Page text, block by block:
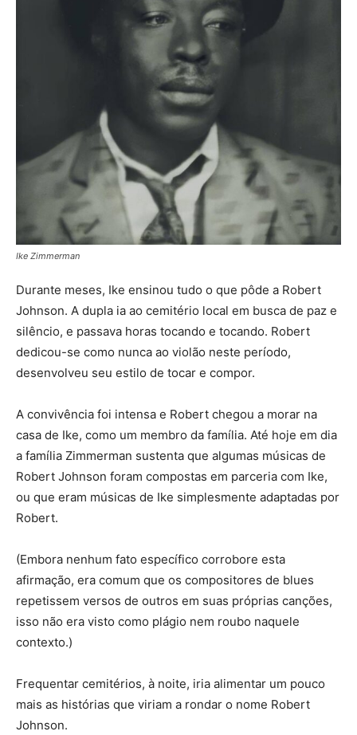
Ike Zimmerman
Durante meses, Ike ensinou tudo o que pôde a Robert
Johnson. A dupla ia ao cemitério local em busca de paz e
silêncio, e passava horas tocando e tocando. Robert
dedicou-se como nunca ao violão neste período,
desenvolveu seu estilo de tocar e compor.
A convivência foi intensa e Robert chegou a morar na
casa de Ike, como um membro da família. Até hoje em dia
a família Zimmerman sustenta que algumas músicas de
Robert Johnson foram compostas em parceria com Ike,
ou que eram músicas de Ike simplesmente adaptadas por
Robert.
(Embora nenhum fato específico corrobore esta
afirmação, era comum que os compositores de blues
repetissem versos de outros em suas próprias canções,
isso não era visto como plágio nem roubo naquele
contexto.)
Frequentar cemitérios, à noite, iria alimentar um pouco
mais as histórias que viriam a rondar o nome Robert
Johnson.